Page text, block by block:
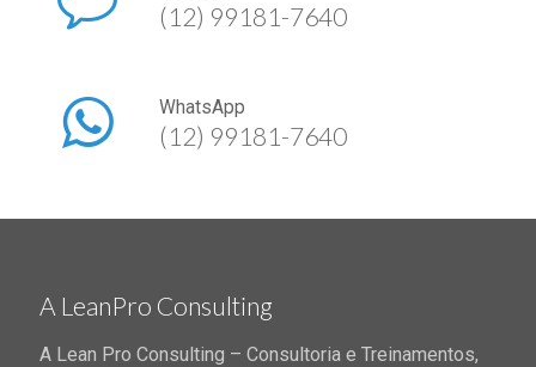
(12) 99181-7640
WhatsApp
(12) 99181-7640
A LeanPro Consulting
A Lean Pro Consulting – Consultoria e Treinamentos,